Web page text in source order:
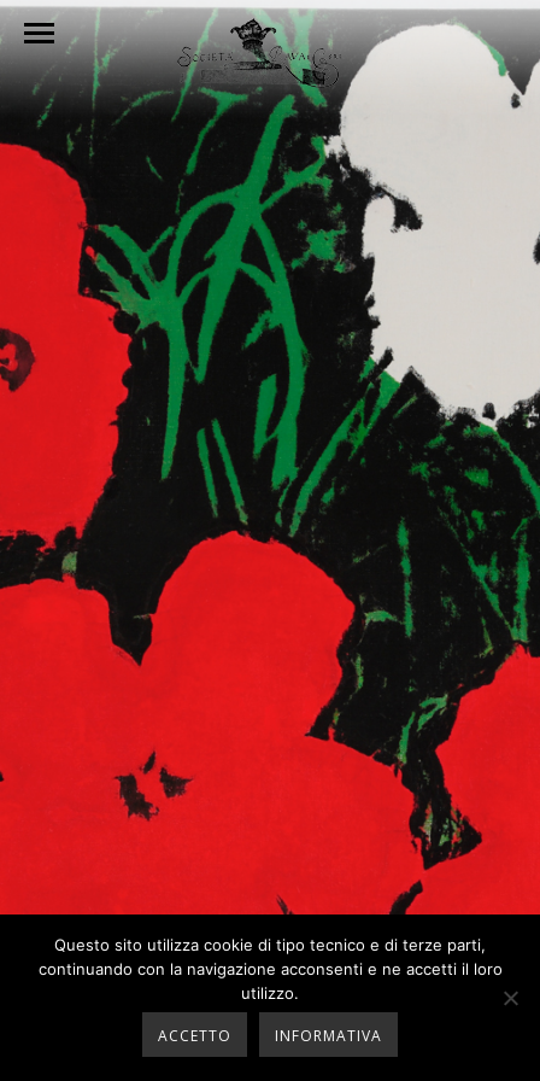
Questo sito utilizza cookie di tipo tecnico e di terze parti,
continuando con la navigazione acconsenti e ne accetti il loro
utilizzo.
ACCETTO INFORMATIVA